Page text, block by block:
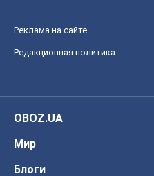
Реклама на сайте
Редакционная политика
OBOZ.UA
Мир
Блоги